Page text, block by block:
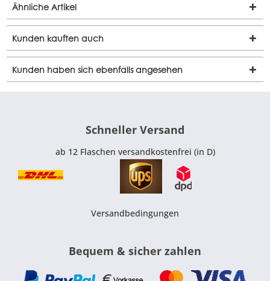
Ähnliche Artikel
Kunden kauften auch
Kunden haben sich ebenfalls angesehen
Schneller Versand
ab 12 Flaschen versandkostenfrei (in D)
Versandbedingungen
Bequem & sicher zahlen